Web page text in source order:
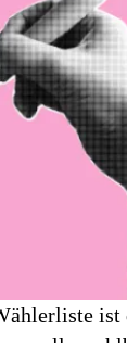
ist